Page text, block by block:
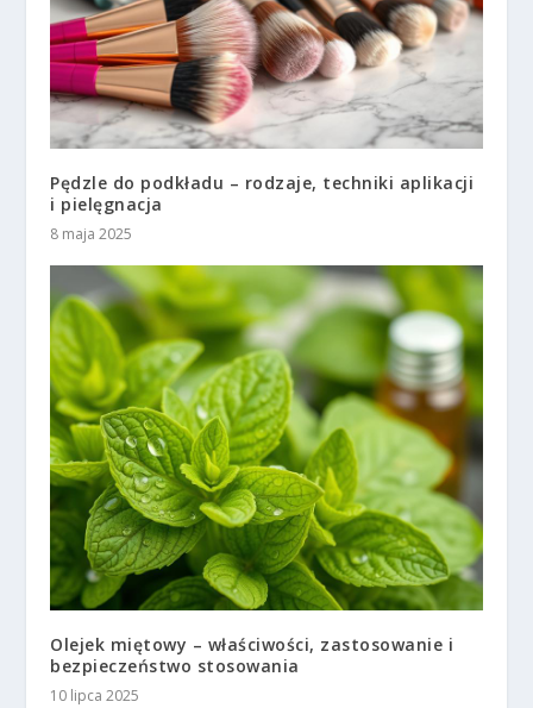
Pędzle do podkładu – rodzaje, techniki aplikacji
i pielęgnacja
8 maja 2025
Olejek miętowy – właściwości, zastosowanie i
bezpieczeństwo stosowania
10 lipca 2025